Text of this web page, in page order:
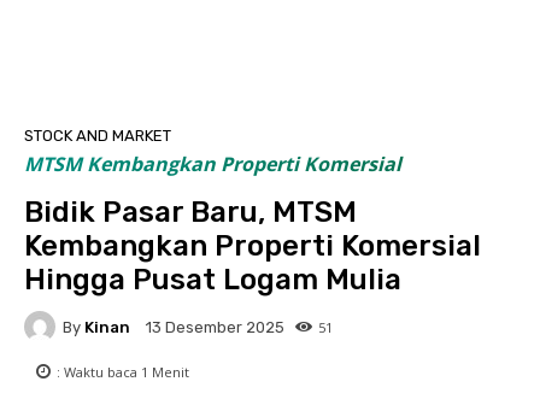
STOCK AND MARKET
MTSM Kembangkan Properti Komersial
Bidik Pasar Baru, MTSM
Kembangkan Properti Komersial
Hingga Pusat Logam Mulia
By Kinan 13 Desember 2025 51
: Waktu baca 1 Menit